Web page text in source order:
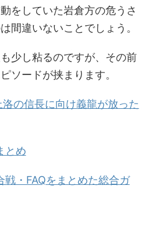
をしていた岩倉方の危うさ
間違いないことでしょう。
少し粘るのですが、その前
ソードが挟まります。
洛の信長に向け義龍が放った
とめ
戦・FAQをまとめた総合ガ